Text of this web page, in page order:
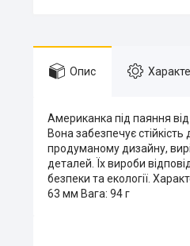
Опис
Американка під паяння
Вона забезпечує
продуманому дизайну,
деталей. Їх вироби
безпеки та екології.
63 мм Вага: 94 г